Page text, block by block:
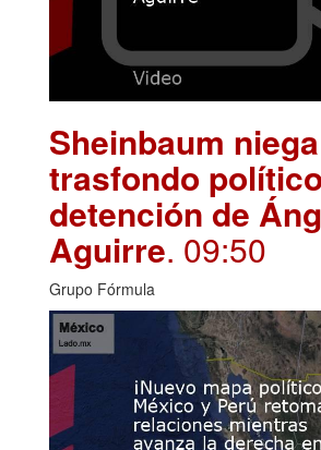
Sheinbaum niega
trasfondo
detención de
Aguirre. 09:50
Grupo Fórmula